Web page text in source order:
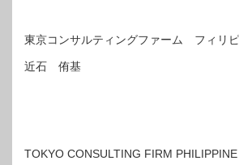
東京コンサルティングファーム フィリ
近石 侑基
TOKYO CONSULTING FIRM